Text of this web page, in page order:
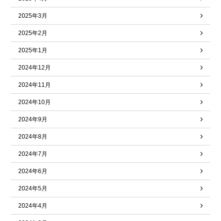
2025年3月
2025年2月
2025年1月
2024年12月
2024年11月
2024年10月
2024年9月
2024年8月
2024年7月
2024年6月
2024年5月
2024年4月